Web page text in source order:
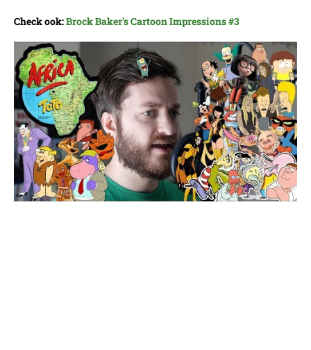
Check ook:Brock Baker’s Cartoon Impressions #3